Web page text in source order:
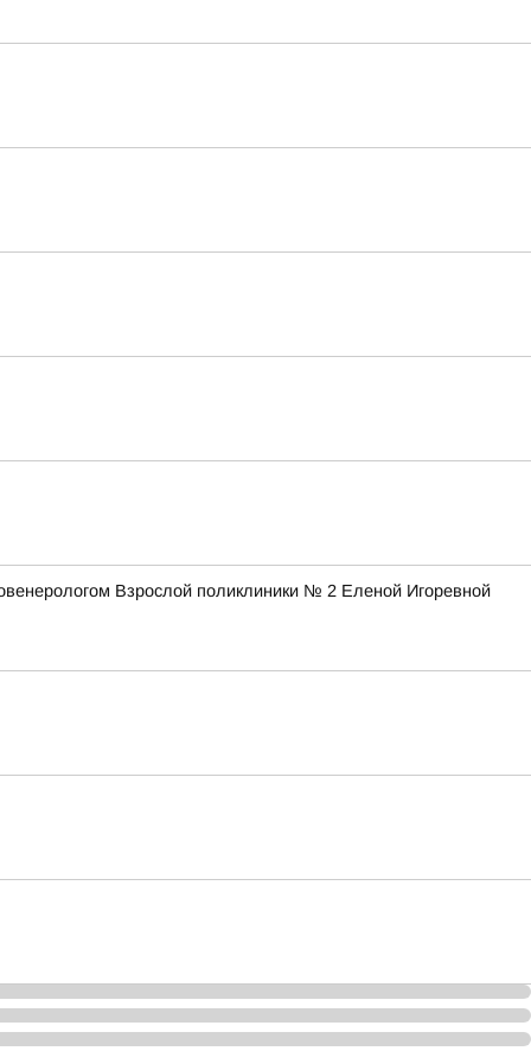
Взрослой поликлиники № 2 Еленой Игоревной